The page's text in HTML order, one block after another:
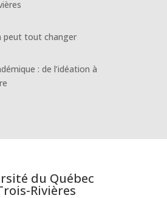
peut tout changer
: de l’idéation à
du Québec
Rivières